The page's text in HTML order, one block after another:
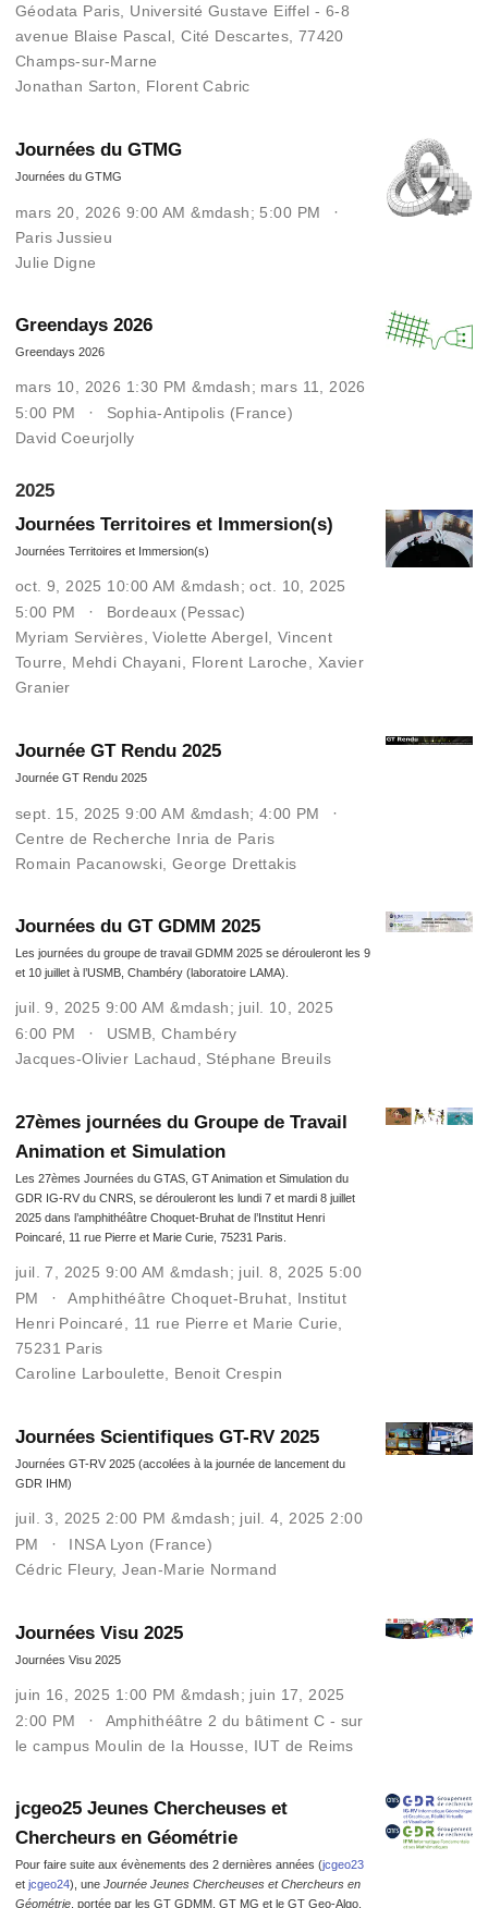
Géodata Paris, Université Gustave Eiffel - 6-8
avenue Blaise Pascal, Cité Descartes, 77420
Champs-sur-Marne
Jonathan Sarton
Florent Cabric
Journées du GTMG
Journées du GTMG
mars 20, 2026 9:00 AM &mdash; 5:00 PM
Paris Jussieu
Julie Digne
Greendays 2026
Greendays 2026
mars 10, 2026 1:30 PM &mdash; mars 11, 2026
5:00 PM
Sophia-Antipolis (France)
David Coeurjolly
2025
Journées Territoires et Immersion(s)
Journées Territoires et Immersion(s)
oct. 9, 2025 10:00 AM &mdash; oct. 10, 2025
5:00 PM
Bordeaux (Pessac)
Myriam Servières ,Violette Abergel ,Vincent
Tourre
Mehdi Chayani Florent Laroche
Xavier
Granier
Journée GT Rendu 2025
Journée GT Rendu 2025
sept. 15, 2025 9:00 AM &mdash; 4:00 PM
Centre de Recherche Inria de Paris
Romain Pacanowski George Drettakis
Journées du GT GDMM 2025
Les journées du groupe de travail GDMM 2025 se dérouleront les 9
et 10 juillet à l’USMB, Chambéry (laboratoire LAMA).
juil. 9, 2025 9:00 AM &mdash; juil. 10, 2025
6:00 PM
USMB, Chambéry
Jacques-Olivier Lachaud, Stéphane Breuils
27èmes journées du Groupe de Travail
Animation et Simulation
Les 27èmes Journées du GTAS, GT Animation et Simulation du
GDR IG-RV du CNRS, se dérouleront les lundi 7 et mardi 8 juillet
2025 dans l’amphithéâtre Choquet-Bruhat de l’Institut Henri
Poincaré, 11 rue Pierre et Marie Curie, 75231 Paris.
juil. 7, 2025 9:00 AM &mdash; juil. 8, 2025 5:00
PM
Amphithéâtre Choquet-Bruhat, Institut
Henri Poincaré, 11 rue Pierre et Marie Curie,
75231 Paris
Caroline Larboulette
Benoit Crespin
Journées Scientifiques GT-RV 2025
Journées GT-RV 2025 (accolées à la journée de lancement du
GDR IHM)
juil. 3, 2025 2:00 PM &mdash; juil. 4, 2025 2:00
PM
INSA Lyon (France)
Cédric Fleury,Jean-Marie Normand
Journées Visu 2025
Journées Visu 2025
juin 16, 2025 1:00 PM &mdash; juin 17, 2025
2:00 PM
Amphithéâtre 2 du bâtiment C - sur
le campus Moulin de la Housse, IUT de Reims
jcgeo25 Jeunes Chercheuses et
Chercheurs en Géométrie
Pour faire suite aux évènements des 2 dernières années (jcgeo23
et jcgeo24), une Journée Jeunes Chercheuses et Chercheurs en
Géométrie, portée par les GT GDMM, GT MG et le GT Geo-Algo,